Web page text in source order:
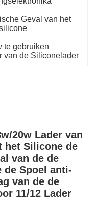
Geval van het
te gebruiken
van de Siliconelader
20w Lader van
het Silicone de
van de de
de Spoel anti-
van de de
11/12 Lader